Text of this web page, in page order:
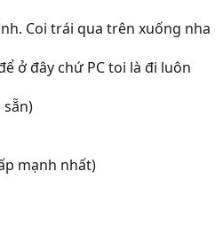
Coi trái qua trên xuống nha
ở đây chứ PC toi là đi luôn
mạnh nhất)